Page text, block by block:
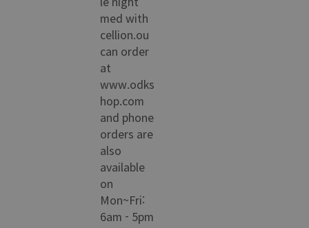
med with
cellion.ou
can order
at
www.odks
hop.com
and phone
orders are
also
available
on
Mon~Fri:
6am - 5pm